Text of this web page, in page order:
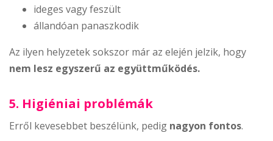
ideges vagy feszült
állandóan panaszkodik
Az ilyen helyzetek sokszor már az elején jelzik, hogy
nem lesz egyszerű az együttműködés.
5. Higiéniai problémák
Erről kevesebbet beszélünk, pedig nagyon fontos.